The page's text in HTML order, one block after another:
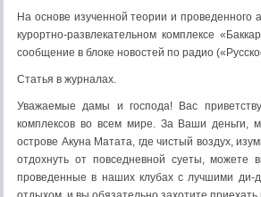
На основе изученной теории и
курортно-развлекательном комплексе
сообщение в блоке новостей по радио
Статья в журналах.
Уважаемые дамы и господа! Вас
комплексов во всем мире. За Ваши деньги,
острове Акуна Матата, где чистый воздух,
отдохнуть от повседневной суеты, можете
проведенные в наших клубах с лучшими ди-